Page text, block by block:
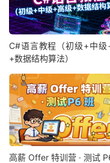
C#语言教程（初级+中级
+数据结构算法）
高薪 Offer 特训营 · 测试